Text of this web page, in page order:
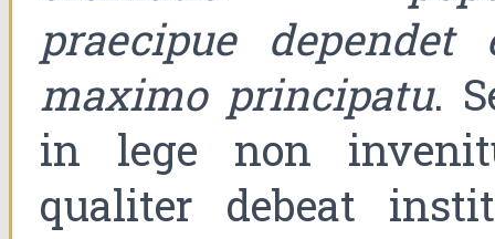
praecipue dependet
maximo principatu.
in lege non
qualiter debeat